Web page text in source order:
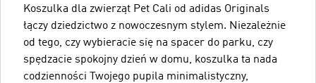
Koszulka dla zwierząt Pet Cali od adidas Originals
łączy dziedzictwo z nowoczesnym stylem. Niezależnie
od tego, czy wybieracie się na spacer do parku, czy
spędzacie spokojny dzień w domu, koszulka ta nada
codzienności Twojego pupila minimalistyczny,